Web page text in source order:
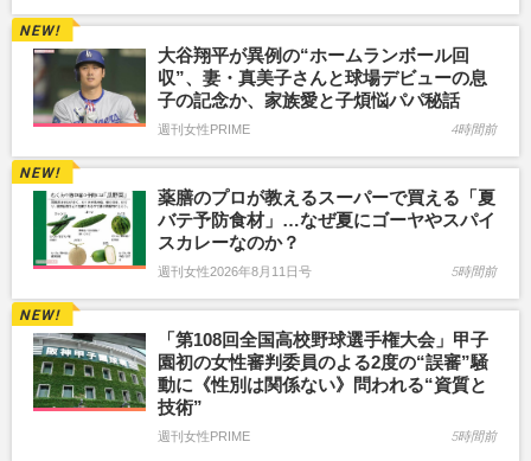
大谷翔平が異例の“ホームランボール回
収”、妻・真美子さんと球場デビューの息
子の記念か、家族愛と子煩悩パパ秘話
週刊女性PRIME 4時間前
薬膳のプロが教えるスーパーで買える「夏
バテ予防食材」…なぜ夏にゴーヤやスパイ
スカレーなのか？
週刊女性2026年8月11日号 5時間前
「第108回全国高校野球選手権大会」甲子
園初の女性審判委員のよる2度の“誤審”騒
動に《性別は関係ない》問われる“資質と
技術”
週刊女性PRIME 5時間前